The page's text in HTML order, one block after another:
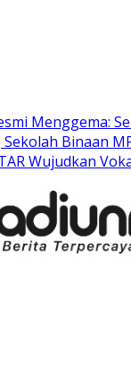
Menggema:
Binaan
Wujudkan